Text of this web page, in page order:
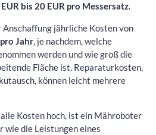
bis 20 EUR pro Messersatz.
jährliche Kosten von
Jahr, je nachdem, welche
werden und wie groß die
Fläche ist. Reparaturkosten,
können leicht mehrere
Kosten hoch, ist ein Mähroboter
die Leistungen eines